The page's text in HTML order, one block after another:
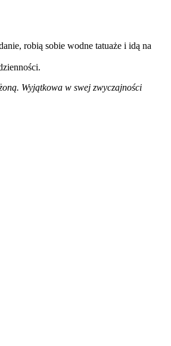
robią sobie wodne tatuaże i idą na
Wyjątkowa w swej zwyczajności